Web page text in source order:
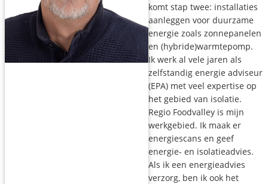
komt stap twee: installaties
aanleggen voor duurzame
energie zoals zonnepanelen
en (hybride)warmtepomp.
Ik werk al vele jaren als
zelfstandig energie adviseur
(EPA) met veel expertise op
het gebied van isolatie.
Regio Foodvalley is mijn
werkgebied. Ik maak er
energiescans en geef
energie- en isolatieadvies.
Als ik een energieadvies
verzorg, ben ik ook het